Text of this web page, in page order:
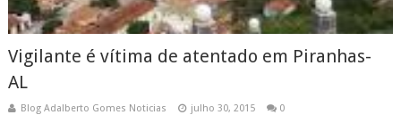
Vigilante é vítima de atentado em Piranhas-
AL
Blog Adalberto Gomes Noticias julho 30, 2015 0